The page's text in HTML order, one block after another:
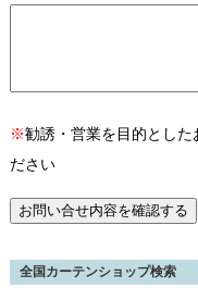
※勧誘・営業を目的とした
ださい
全国カーテンショップ検索